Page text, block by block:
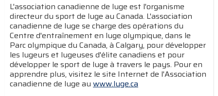
L'association canadienne de luge est l'organisme
directeur du sport de luge au Canada. L'association
canadienne de luge se charge des opérations du
Centre d'entraînement en luge olympique, dans le
Parc olympique du Canada, à Calgary, pour développer
les lugeurs et lugeuses d'élite canadiens et pour
développer le sport de luge à travers le pays. Pour en
apprendre plus, visitez le site Internet de l'Association
canadienne de luge au www.luge.ca